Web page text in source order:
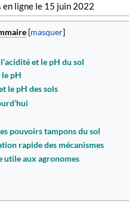
ligne le 15 juin 2022
et le pH du sol
le pH
le pH des sols
pouvoirs tampons du sol
rapide des mécanismes
utile aux agronomes